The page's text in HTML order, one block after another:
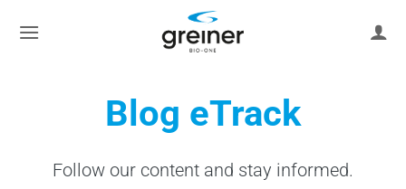
Blog eTrack
Follow our content and stay informed.